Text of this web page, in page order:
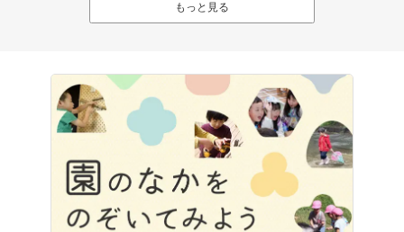
もっと見る